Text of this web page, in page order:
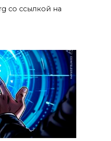
со ссылкой на